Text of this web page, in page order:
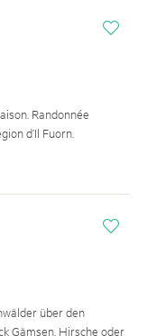
i
Randonnée
d’Il Fuorn.
i
über den
Gämsen, Hirsche oder